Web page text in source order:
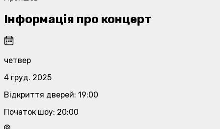
Інформація про концерт
четвер
4 груд. 2025
Відкриття дверей: 19:00
Початок шоу: 20:00